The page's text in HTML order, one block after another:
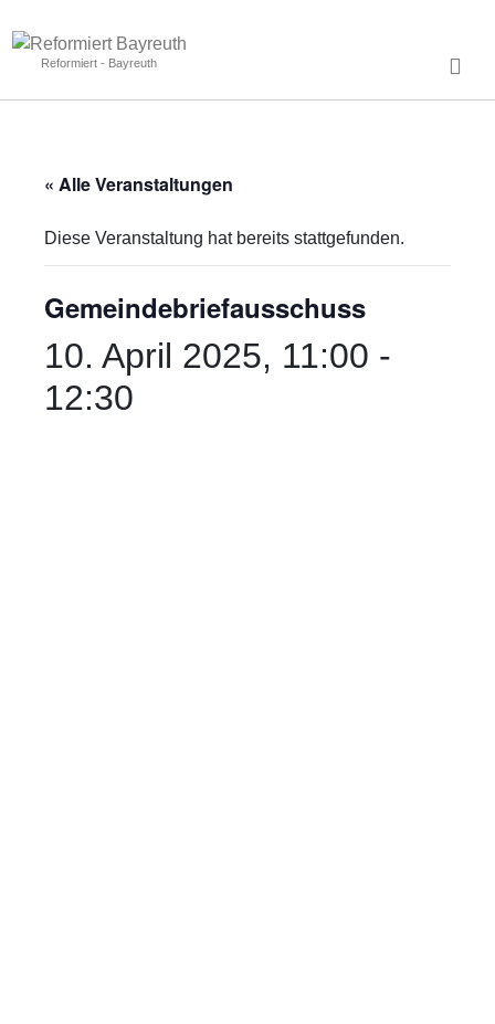
Reformiert - Bayreuth
« Alle Veranstaltungen
Diese Veranstaltung hat bereits stattgefunden.
Gemeindebriefausschuss
10. April 2025, 11:00 -
12:30